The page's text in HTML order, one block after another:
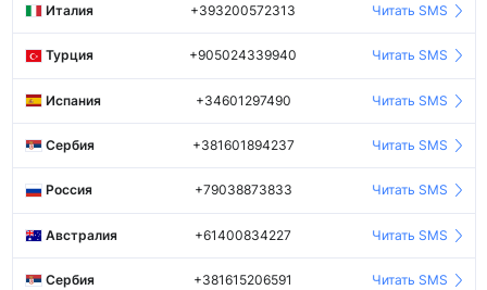
Италия +393200572313 Читать SMS
Турция +905024339940 Читать SMS
Испания +34601297490 Читать SMS
Сербия +381601894237 Читать SMS
Россия +79038873833 Читать SMS
Австралия +61400834227 Читать SMS
Сербия +381615206591 Читать SMS